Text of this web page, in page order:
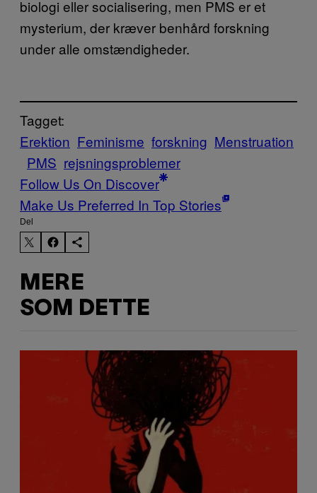
biologi eller socialisering, men PMS er et
mysterium, der kræver benhård forskning
under alle omstændigheder.
Tagget:
Erektion Feminisme forskning Menstruation
PMS rejsningsproblemer
Follow Us On Discover
Make Us Preferred In Top Stories
Del
MERE
SOM DETTE